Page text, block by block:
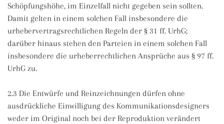
Schöpfungshöhe, im Einzelfall nicht gegeben sein sollten.
Damit gelten in einem solchen Fall insbesondere die
urhebervertragsrechtlichen Regeln der § 31 ff. UrhG;
darüber hinaus stehen den Parteien in einem solchen Fall
insbesondere die urheberrechtlichen Ansprüche aus § 97 ff.
UrhG zu.
2.3 Die Entwürfe und Reinzeichnungen dürfen ohne
ausdrückliche Einwilligung des Kommunikationsdesigners
weder im Original noch bei der Reproduktion verändert